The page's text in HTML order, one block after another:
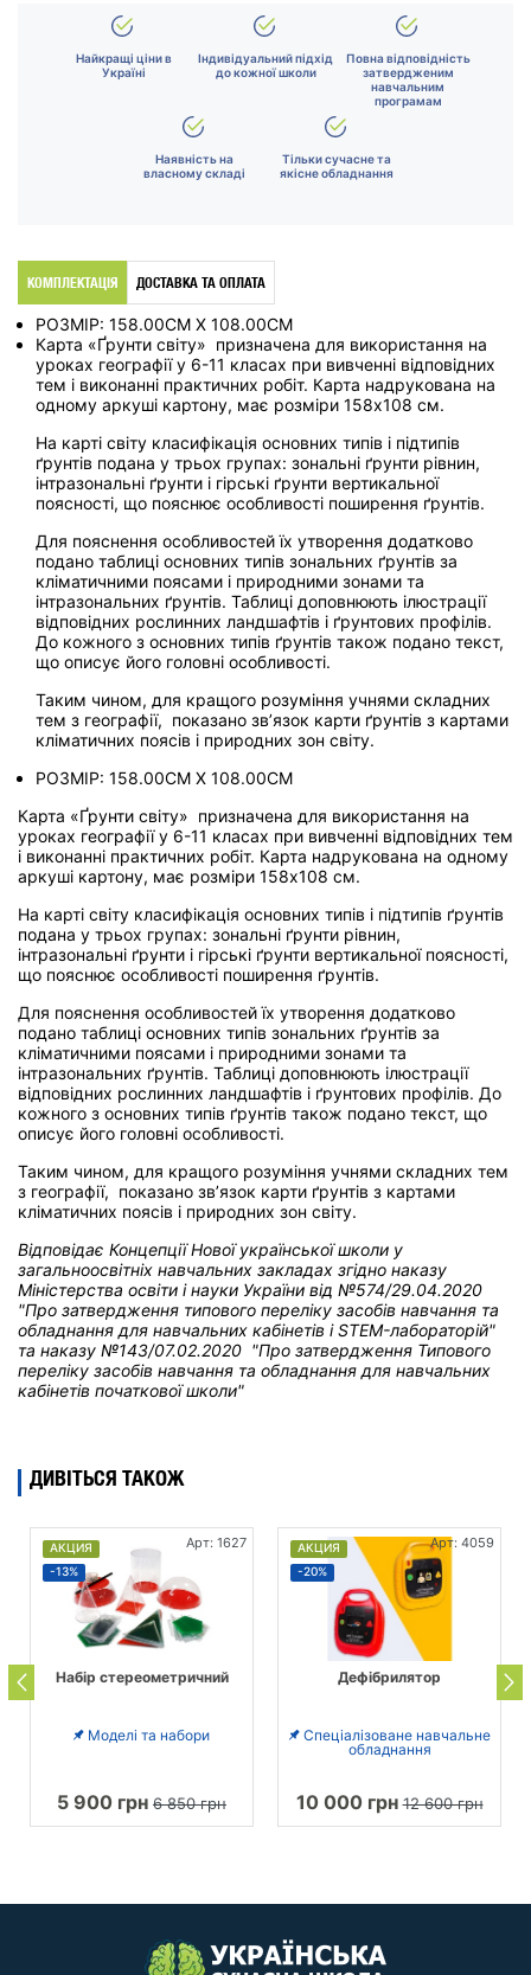
Найкращі ціни в
Україні
Індивідуальний підхід
до кожної школи
Повна відповідність
затвердженим
навчальним
програмам
Наявність на
власному складі
Тільки сучасне та
якісне обладнання
КОМПЛЕКТАЦІЯ ДОСТАВКА ТА ОПЛАТА
РОЗМІР: 158.00CM X 108.00CM
Карта «Ґрунти світу» призначена для використання на
уроках географії у 6-11 класах при вивченні відповідних
тем і виконанні практичних робіт. Карта надрукована на
одному аркуші картону, має розміри 158х108 см.
На карті світу класифікація основних типів і підтипів
ґрунтів подана у трьох групах: зональні ґрунти рівнин,
інтразональні ґрунти і гірські ґрунти вертикальної
поясності, що пояснює особливості поширення ґрунтів.
Для пояснення особливостей їх утворення додатково
подано таблиці основних типів зональних ґрунтів за
кліматичними поясами і природними зонами та
інтразональних ґрунтів. Таблиці доповнюють ілюстрації
відповідних рослинних ландшафтів і ґрунтових профілів.
До кожного з основних типів ґрунтів також подано текст,
що описує його головні особливості.
Таким чином, для кращого розуміння учнями складних
тем з географії, показано зв’язок карти ґрунтів з картами
кліматичних поясів і природних зон світу.
РОЗМІР: 158.00CM X 108.00CM
Карта «Ґрунти світу» призначена для використання на
уроках географії у 6-11 класах при вивченні відповідних тем
і виконанні практичних робіт. Карта надрукована на одному
аркуші картону, має розміри 158х108 см.
На карті світу класифікація основних типів і підтипів ґрунтів
подана у трьох групах: зональні ґрунти рівнин,
інтразональні ґрунти і гірські ґрунти вертикальної поясності,
що пояснює особливості поширення ґрунтів.
Для пояснення особливостей їх утворення додатково
подано таблиці основних типів зональних ґрунтів за
кліматичними поясами і природними зонами та
інтразональних ґрунтів. Таблиці доповнюють ілюстрації
відповідних рослинних ландшафтів і ґрунтових профілів. До
кожного з основних типів ґрунтів також подано текст, що
описує його головні особливості.
Таким чином, для кращого розуміння учнями складних тем
з географії, показано зв’язок карти ґрунтів з картами
кліматичних поясів і природних зон світу.
Відповідає Концепції Нової української школи у
загальноосвітніх навчальних закладах згідно наказу
Міністерства освіти і науки України від №574/29.04.2020
"Про затвердження типового переліку засобів навчання та
обладнання для навчальних кабінетів і STEM-лабораторій"
та наказу №143/07.02.2020 "Про затвердження Типового
переліку засобів навчання та обладнання для навчальних
кабінетів початкової школи"
ДИВІТЬСЯ ТАКОЖ
АКЦИЯ
-13%
Арт: 1627
Набір стереометричний
Моделі та набори
5 900 грн 6 850 грн
АКЦИЯ
-20%
Арт: 4059
Дефібрилятор
Спеціалізоване навчальне
обладнання
10 000 грн12 600 грн